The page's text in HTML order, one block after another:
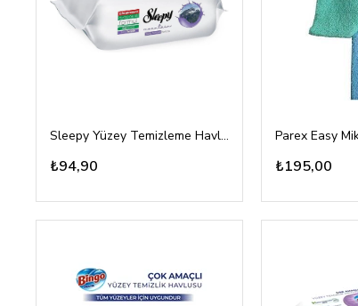
Sleepy Yüzey Temizleme Havlusu Dağ Esintisi 100'lü
₺94,90 ₺195,00